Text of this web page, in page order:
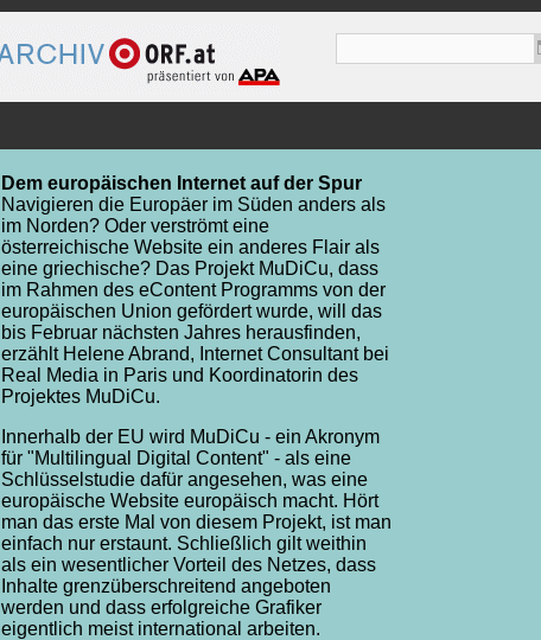
Dem europäischen Internet auf der Spur
Navigieren die Europäer im Süden anders als
im Norden? Oder verströmt eine
österreichische Website ein anderes Flair als
eine griechische? Das Projekt MuDiCu, dass
im Rahmen des eContent Programms von der
europäischen Union gefördert wurde, will das
bis Februar nächsten Jahres herausfinden,
erzählt Helene Abrand, Internet Consultant bei
Real Media in Paris und Koordinatorin des
Projektes MuDiCu.
Innerhalb der EU wird MuDiCu - ein Akronym
für "Multilingual Digital Content" - als eine
Schlüsselstudie dafür angesehen, was eine
europäische Website europäisch macht. Hört
man das erste Mal von diesem Projekt, ist man
einfach nur erstaunt. Schließlich gilt weithin
als ein wesentlicher Vorteil des Netzes, dass
Inhalte grenzüberschreitend angeboten
werden und dass erfolgreiche Grafiker
eigentlich meist international arbeiten.